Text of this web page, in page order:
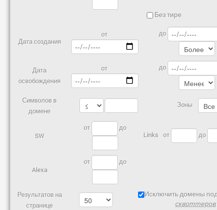
Без тире
Дата создания
от до
Дата
освобождения
от до
Символов в
домене
Зоны
SW
от
до
Links
от до
Alexa
от до
Результатов на
странице
Исключить домены
сквоттеров